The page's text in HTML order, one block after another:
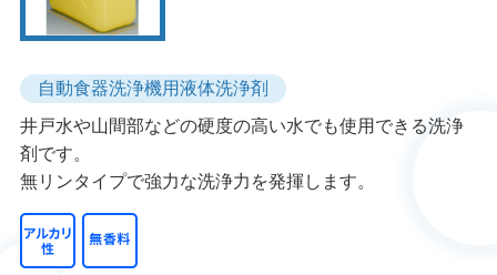
自動食器洗浄機用液体洗浄剤
井戸水や山間部などの硬度の高い水でも使用できる洗浄
剤です。
無リンタイプで強力な洗浄力を発揮します。